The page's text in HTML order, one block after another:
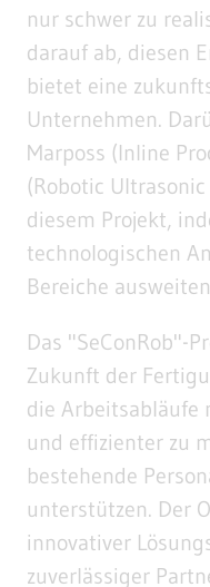
nur schwer zu
darauf ab, diesen
bietet eine
Unternehmen.
Marposs (Inline
(Robotic
diesem Projekt,
technologischen
Bereiche
Das "SeConRob"-
Zukunft der
die
und effizienter zu
bestehende
unterstützen. Der
innovativer
zuverlässiger